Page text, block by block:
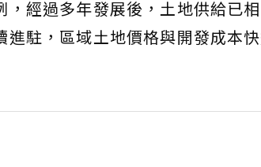
經過多年發展後，土地供給已
駐，區域土地價格與開發成本